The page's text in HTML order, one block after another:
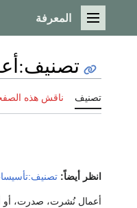
القائمة الرئيسية
المعرفة
تصنيف:
تصنيف ناقش هذه
انظر أيضاً: تصنيف:تأسيسات
أعمال نُشرت، صدرت، أو